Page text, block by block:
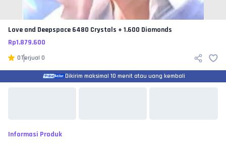
Love and Deepspace 6480 Crystals + 1.600 Diamonds
Rp1.879.600
0Terjual 0
Dikirim maksimal 10 menit atau uang kembali
Informasi Produk